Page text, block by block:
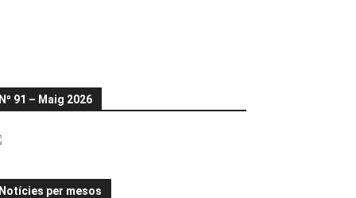
Nº 91 – Maig 2026
Notícies per mesos